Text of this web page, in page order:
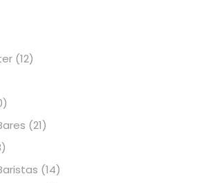
(12)
(21)
(14)